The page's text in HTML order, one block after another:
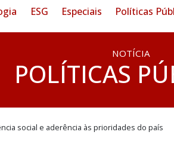
ESG Especiais Políticas
NOTÍCIA
POLÍTICAS
social e aderência às prioridades do país